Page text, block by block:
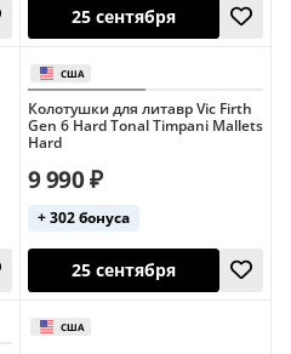
25 сентября
Колотушки для литавр Vic Firth
Gen 6 Hard Tonal Timpani Mallets
Hard
9 990 ₽
+ 302 бонуса